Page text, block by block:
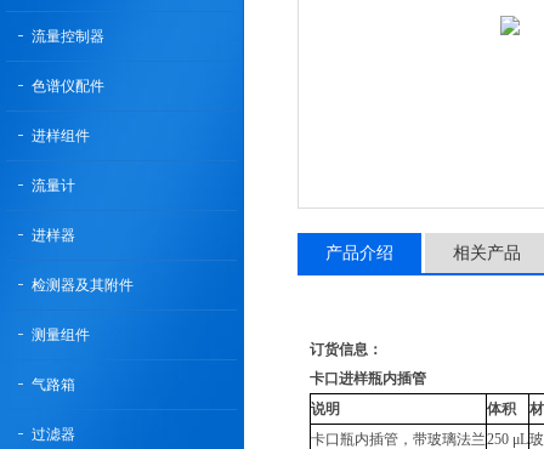
流量控制器
色谱仪配件
进样组件
流量计
进样器
检测器及其附件
测量组件
气路箱
过滤器
产品介绍 相关产品
订货信息：
卡口进样瓶内插管
说明
体积
卡口瓶内插管，带玻璃法兰250 μL